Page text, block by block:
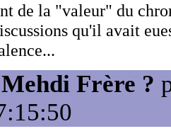
de la "valeur" du
qu'il avait
Frère ?